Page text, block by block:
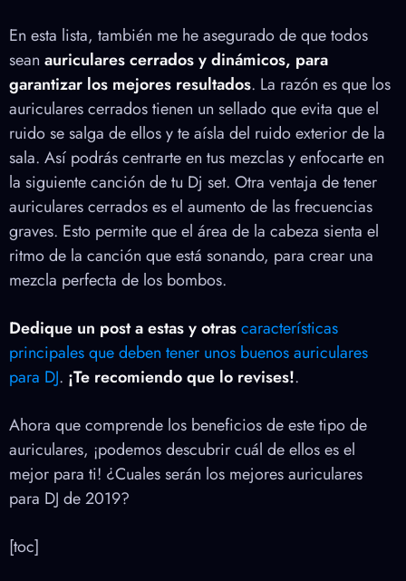
En esta lista, también me he asegurado de que todos
sean auriculares cerrados y dinámicos, para
garantizar los mejores resultados. La razón es que los
auriculares cerrados tienen un sellado que evita que el
ruido se salga de ellos y te aísla del ruido exterior de la
sala. Así podrás centrarte en tus mezclas y enfocarte en
la siguiente canción de tu Dj set. Otra ventaja de tener
auriculares cerrados es el aumento de las frecuencias
graves. Esto permite que el área de la cabeza sienta el
ritmo de la canción que está sonando, para crear una
mezcla perfecta de los bombos.
Dedique un post a estas y otrascaracterísticas
principales que deben tener unos buenos auriculares
para DJ. ¡Te recomiendo que lo revises!.
Ahora que comprende los beneficios de este tipo de
auriculares, ¡podemos descubrir cuál de ellos es el
mejor para ti! ¿Cuales serán los mejores auriculares
para DJ de 2019?
[toc]